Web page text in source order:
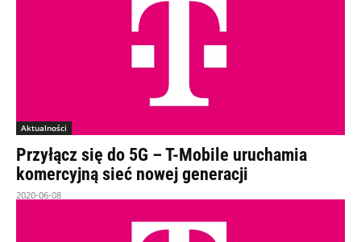
Aktualności
Przyłącz się do 5G – T-Mobile uruchamia
komercyjną sieć nowej generacji
2020-06-08